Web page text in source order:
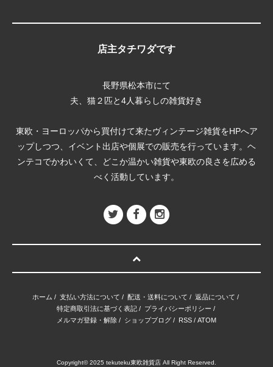
店主タチワダです
長野県松本市にて
夫、猫２匹と4人暮らしの雑貨好き
東欧・ヨーロッパから買付けて来たヴィンテージ雑貨をHPへア
ップしつつ、イベント出店や個展での販売を行っています。ヘ
ンテコでかわいくて、どこか温かい雑貨や東欧の良さを広める
べく活動しています。
ホーム / 支払い方法について / 配送・送料について / 返品について /
特定商取引法に基づく表記/ プライバシーポリシー /
メルマガ登録・解除 / ショップブログ / RSS / ATOM
Copyright© 2025 tekuteku東欧雑貨店 All Right Reserved.